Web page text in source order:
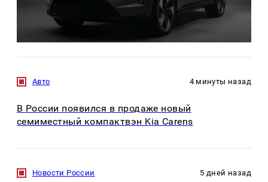
Авто 4 минуты назад
В России появился в продаже новый
семиместный компактвэн Kia Carens
Новости России 5 дней назад